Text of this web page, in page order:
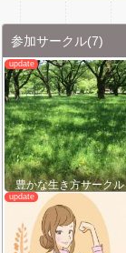
参加サークル(7)
豊かな生き方サークル